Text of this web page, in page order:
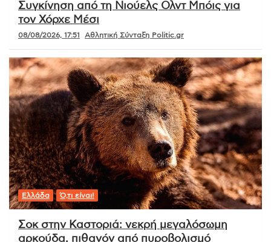
Συγκίνηση από τη Νιούελς Ολντ Μπόις για
τον Χόρχε Μέσι
08/08/2026, 17:51 Αθλητική Σύνταξη Politic.gr
Ελλάδα Ό,τι είναι!
Σοκ στην Καστοριά: νεκρή μεγαλόσωμη
αρκούδα, πιθανόν από πυροβολισμό